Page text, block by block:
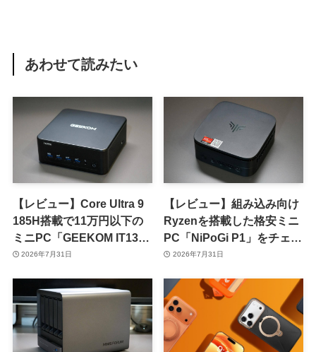
あわせて読みたい
【レビュー】Core Ultra 9
185H搭載で11万円以下の
ミニPC「GEEKOM IT13
Max」をチェック
2026年7月31日
【レビュー】組み込み向け
Ryzenを搭載した格安ミニ
PC「NiPoGi P1」をチェッ
ク ｰ 1年前の同価格帯モデ
2026年7月31日